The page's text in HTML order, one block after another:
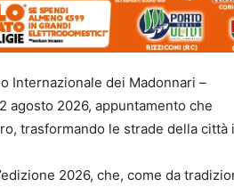
Internazionale dei Madonnari –
agosto 2026, appuntamento che
trasformando le strade della città
2026, che, come da